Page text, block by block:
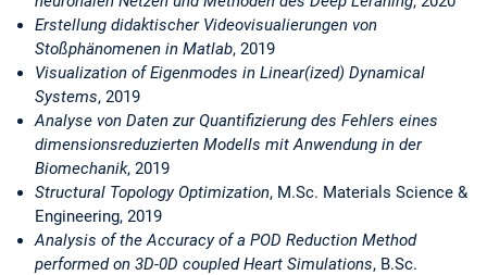
Erstellung didaktischer Videovisualierungen von
Stoßphänomenen in Matlab, 2019
Visualization of Eigenmodes in Linear(ized) Dynamical
Systems, 2019
Analyse von Daten zur Quantifizierung des Fehlers eines
dimensionsreduzierten Modells mit Anwendung in der
Biomechanik, 2019
Structural Topology Optimization, M.Sc. Materials Science &
Engineering, 2019
Analysis of the Accuracy of a POD Reduction Method
performed on 3D-0D coupled Heart Simulations, B.Sc.